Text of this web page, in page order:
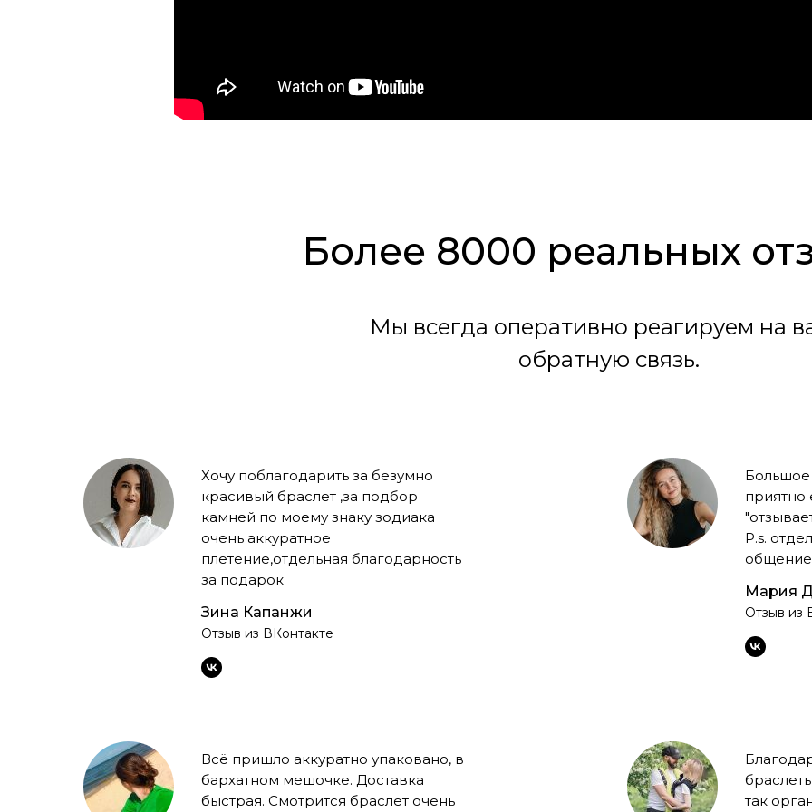
Более 8000 реальных
Мы всегда оперативно реагируем на
обратную связь.
Хочу поблагодарить за безумно
красивый браслет ,за подбор
камней по моему знаку зодиака
очень аккуратное
плетение,отдельная благодарность
за подарок
Зина Капанжи
Отзыв из ВКонтакте
Большое
приятно
P.s.
общение
Мария
Отзыв из
Всё пришло аккуратно упаковано, в
бархатном мешочке. Доставка
быстрая. Смотрится браслет очень
так